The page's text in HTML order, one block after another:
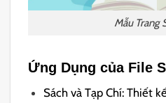
Mẫu Trang
Ứng Dụng của File
Sách và Tạp Chí: Thiết